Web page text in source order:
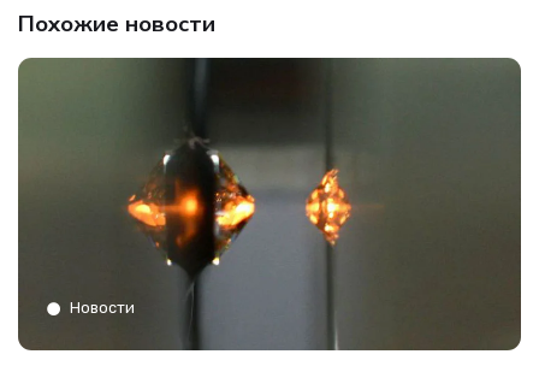
Похожие новости
Новости